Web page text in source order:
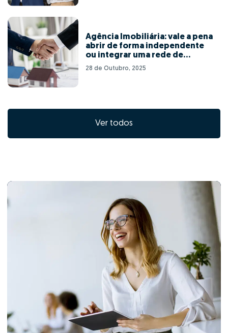
Agência Imobiliária: vale a pena
abrir de forma independente
ou integrar uma rede de
franchising?
28 de Outubro, 2025
Ver todos